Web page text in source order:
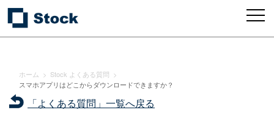
ホーム > Stock よくある質問 >
スマホアプリはどこからダウンロードできますか？
「よくある質問」一覧へ戻る